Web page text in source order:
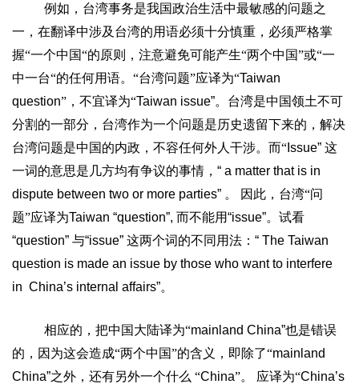
例如，台湾事务是我国政治生活中最敏感的问题之
一，在翻译中涉及台湾的用语必须十分慎重，必须严格掌
握“一个中国“的原则，注意避免可能产生“两个中国”或“一
中一台“的任何用语。“台湾问题”应译为“Taiwan
question”，不宜译为“Taiwan issue”。台湾是中国领土不可
分割的一部分，台湾作为一个问题是历史遗留下来的，解决
台湾问题是中国的内政，不容任何外人干涉。而“ Issue” 这
一词的意思是几方均有争议的事情， “ a matter that is in
dispute between two or more parties” 。
因此，台湾“问
题”应译为Taiwan “question”, 而不能用“issue”。试看
“question” 与“issue” 这两个词的不同用法： “ The Taiwan
question is made an issue by those who want to interfere
in China’s internal affairs”。
相应的，把中国大陆译为“mainland China”也是错误
的，因为这会造成“两个中国”的含义，即除了“mainland
China”之外，还有另外一个什么 “China”。 应译为“China’s